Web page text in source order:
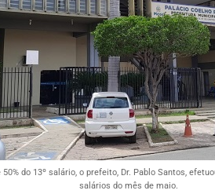
do 13º salário, o prefeito, Dr. Pablo Santos,
salários do mês de maio.